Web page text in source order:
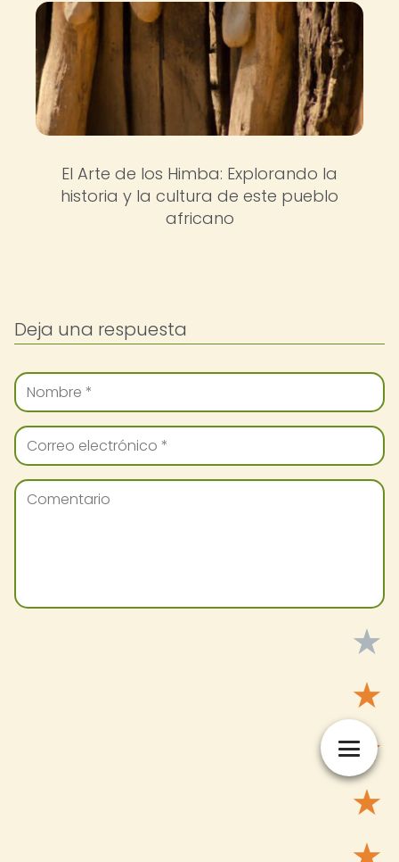
El Arte de los Himba: Explorando la
historia y la cultura de este pueblo
africano
Deja una respuesta
★
★
★
★